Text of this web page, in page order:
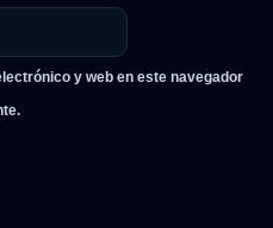
y web en este navegador